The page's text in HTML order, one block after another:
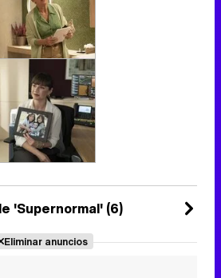
'Supernormal' (6)
Eliminar anuncios